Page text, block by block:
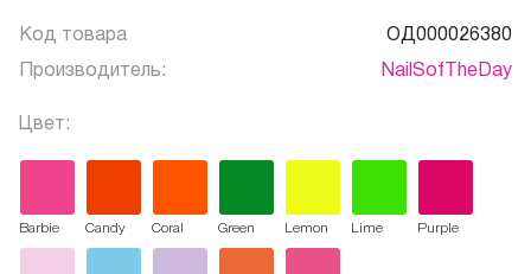
Код товара ОД000026380
Производитель: NailSofTheDay
Цвет:
Barbie Candy Coral Green Lemon Lime Purple